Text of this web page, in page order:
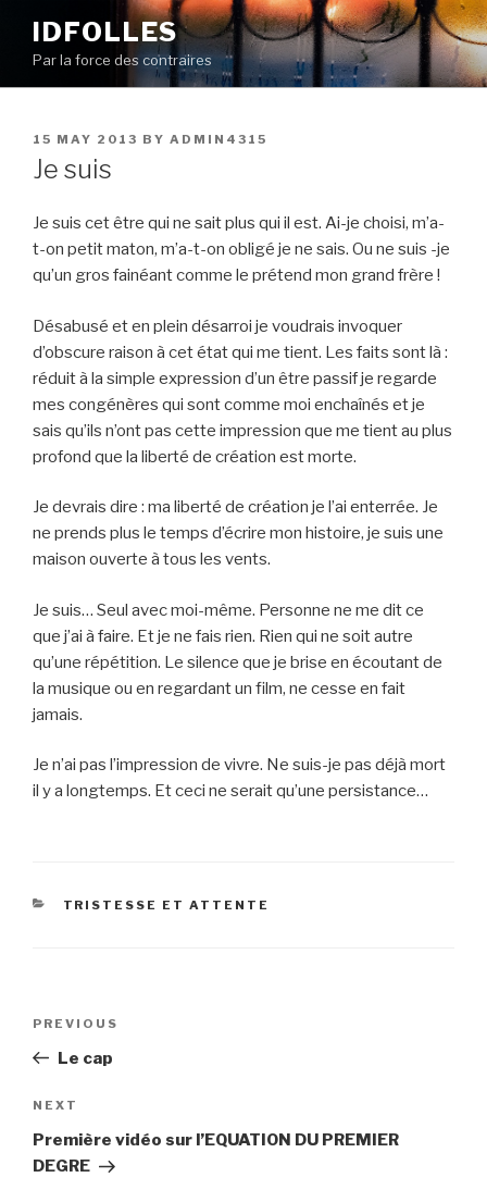
content
IDFOLLES
Par la force des contraires
POSTED
ON
15 MAY 2013 BY ADMIN4315
Je suis
Je suis cet être qui ne sait plus qui il est. Ai-je choisi, m’a-
t-on petit maton, m’a-t-on obligé je ne sais. Ou ne suis -je
qu’un gros fainéant comme le prétend mon grand frère !
Désabusé et en plein désarroi je voudrais invoquer
d’obscure raison à cet état qui me tient. Les faits sont là :
réduit à la simple expression d’un être passif je regarde
mes congénères qui sont comme moi enchaînés et je
sais qu’ils n’ont pas cette impression que me tient au plus
profond que la liberté de création est morte.
Je devrais dire : ma liberté de création je l’ai enterrée. Je
ne prends plus le temps d’écrire mon histoire, je suis une
maison ouverte à tous les vents.
Je suis… Seul avec moi-même. Personne ne me dit ce
que j’ai à faire. Et je ne fais rien. Rien qui ne soit autre
qu’une répétition. Le silence que je brise en écoutant de
la musique ou en regardant un film, ne cesse en fait
jamais.
Je n’ai pas l’impression de vivre. Ne suis-je pas déjà mort
il y a longtemps. Et ceci ne serait qu’une persistance…
CATEGORIES
TRISTESSE ET ATTENTE
Previous
Post
PREVIOUS
Le cap
Next
Post
NEXT
Première vidéo sur l’EQUATION DU PREMIER
DEGRE